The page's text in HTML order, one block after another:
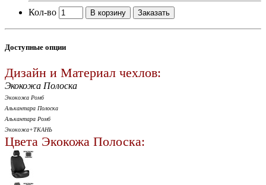
Кол-во В корзину Заказать
Доступные опции
Дизайн и Материал чехлов:
Экокожа Полоска
Экокожа Ромб
Алькантара Полоска
Алькантара Ромб
Экокожа+ТКАНЬ
Цвета Экокожа Полоска: